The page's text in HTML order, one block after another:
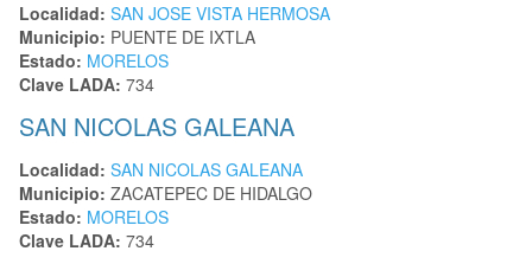
Localidad: SAN JOSE VISTA HERMOSA
Municipio: PUENTE DE IXTLA
Estado: MORELOS
Clave LADA: 734
SAN NICOLAS GALEANA
Localidad: SAN NICOLAS GALEANA
Municipio: ZACATEPEC DE HIDALGO
Estado: MORELOS
Clave LADA: 734